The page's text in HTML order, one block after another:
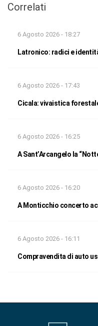
Correlati
6 Agosto 2026 - 18:27
Latronico: radici e
6 Agosto 2026 - 17:43
Cicala: vivaistica
6 Agosto 2026 - 16:25
A Sant’Arcangelo la
6 Agosto 2026 - 16:20
A Monticchio concerto
6 Agosto 2026 - 16:11
Compravendita di auto